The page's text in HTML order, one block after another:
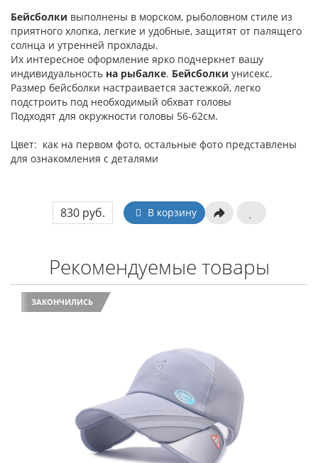
Бейсболки выполнены в морском, рыболовном стиле из
приятного хлопка, легкие и удобные, защитят от палящего
солнца и утренней прохлады.
Их интересное оформление ярко подчеркнет вашу
индивидуальность на рыбалке. Бейсболки унисекс.
Размер бейсболки настраивается застежкой, легко
подстроить под необходимый обхват головы
Подходят для окружности головы 56-62см.
Цвет: как на первом фото, остальные фото представлены
для ознакомления с деталями
830 руб. В корзину
Рекомендуемые товары
ЗАКОНЧИЛИСЬ